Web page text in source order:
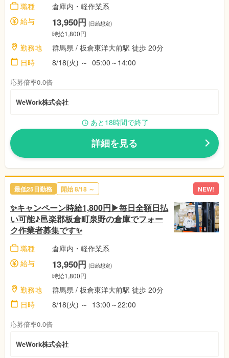
職種
倉庫内・軽作業系
給与
13,950円 (日給想定)
時給1,800円
勤務地
群馬県 / 板倉東洋大前駅 徒歩 20分
日時
8/18(火) ～ 05:00～14:00
応募倍率0.0倍
WeWork株式会社
あと18時間で終了
詳細を見る
最低25日勤務 開始 8/18 ～ NEW!
✨キャンペーン時給1,800円▶毎日全額日払
い可能♪邑楽郡板倉町泉野の倉庫でフォー
ク作業者募集です✨
職種
倉庫内・軽作業系
給与
13,950円 (日給想定)
時給1,800円
勤務地
群馬県 / 板倉東洋大前駅 徒歩 20分
日時
8/18(火) ～ 13:00～22:00
応募倍率0.0倍
WeWork株式会社